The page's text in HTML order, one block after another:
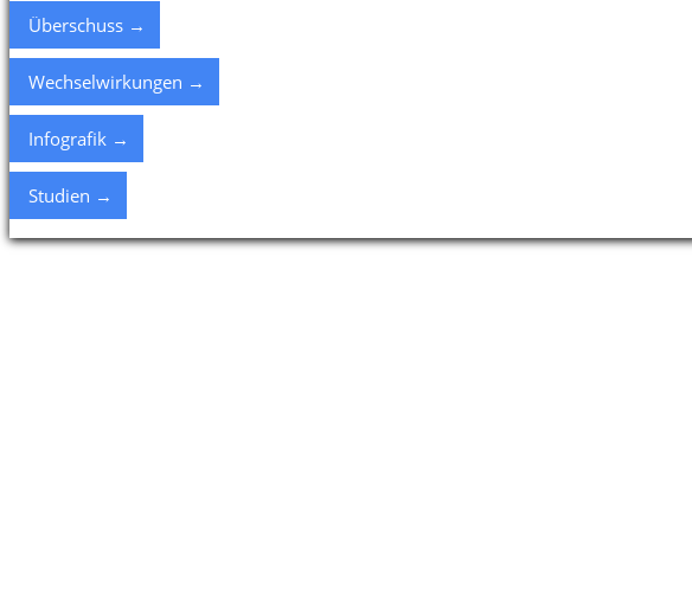
Überschuss →
Wechselwirkungen →
Infografik →
Studien →